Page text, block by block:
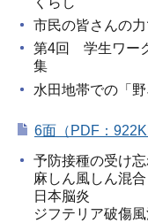
市民の皆さんの
第4回 学生ワー
集
水田地帯での「
6面（PDF：
予防接種の受け
麻しん風しん混合
日本脳炎
ジフテリア破傷